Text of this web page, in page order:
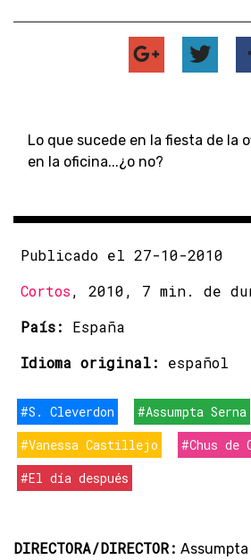
Lo que sucede en la fiesta de la
en la oficina...¿o no?
Publicado el 27-10-2010
Cortos, 2010, 7 min. de
País: España
Idioma original: español
#S. Cleverdon
#Assumpta Serna
#Vanessa Castillejo
#Chus de
#El día después
DIRECTORA/DIRECTOR: Assumpta